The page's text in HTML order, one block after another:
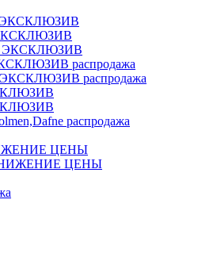
ЭКСКЛЮЗИВ
ЭКСКЛЮЗИВ
распродажа
ЭКСКЛЮЗИВ распродажа
распродажа
ЦЕНЫ
ЦЕНЫ